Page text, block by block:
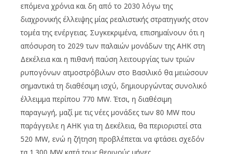
επόμενα χρόνια και δη από το 2030 λόγω της
διαχρονικής έλλειψης μίας ρεαλιστικής στρατηγικής στον
τομέα της ενέργειας. Συγκεκριμένα, επισημαίνουν ότι η
απόσυρση το 2029 των παλαιών μονάδων της ΑΗΚ στη
Δεκέλεια και η πιθανή παύση λειτουργίας των τριών
ρυπογόνων ατμοστρόβιλων στο Βασιλικό θα μειώσουν
σημαντικά τη διαθέσιμη ισχύ, δημιουργώντας συνολικό
έλλειμμα περίπου 770 MW. Έτσι, η διαθέσιμη
παραγωγή, μαζί με τις νέες μονάδες των 80 MW που
παράγγειλε η ΑΗΚ για τη Δεκέλεια, θα περιοριστεί στα
520 MW, ενώ η ζήτηση προβλέπεται να φτάσει σχεδόν